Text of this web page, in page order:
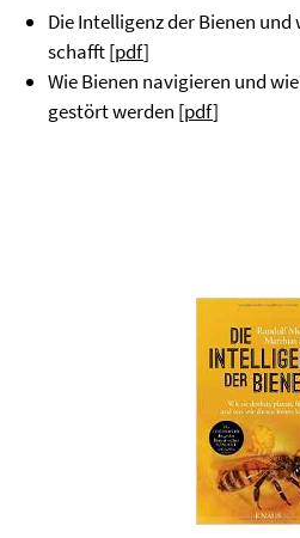
Die Intelligenz der Bienen
schafft [pdf]
Wie Bienen navigieren und
gestört werden [pdf]